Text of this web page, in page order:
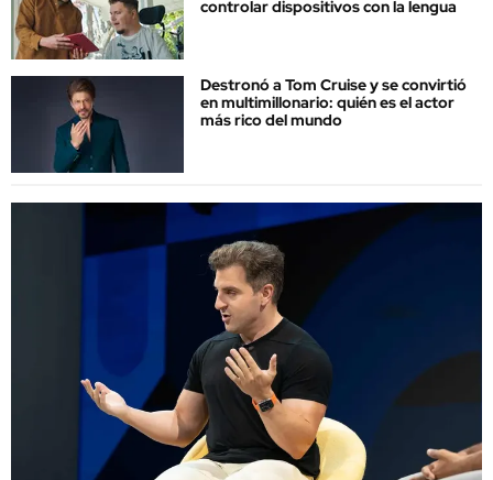
controlar dispositivos con la lengua
Destronó a Tom Cruise y se convirtió
en multimillonario: quién es el actor
más rico del mundo